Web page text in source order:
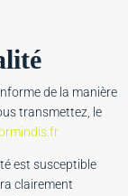
de la manière
transmettez, le
est susceptible
clairement